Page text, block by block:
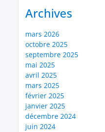
Archives
mars 2026
octobre 2025
septembre 2025
mai 2025
avril 2025
mars 2025
février 2025
janvier 2025
décembre 2024
juin 2024